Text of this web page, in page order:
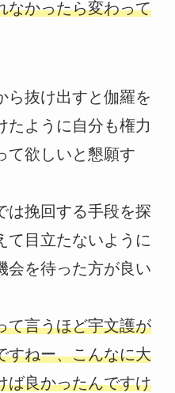
なかったら変わって
ら抜け出すと伽羅を
たように自分も権力
て欲しいと懇願す
は挽回する手段を探
て目立たないように
会を待った方が良い
て言うほど宇文護が
すねー、こんなに大
ば良かったんですけ